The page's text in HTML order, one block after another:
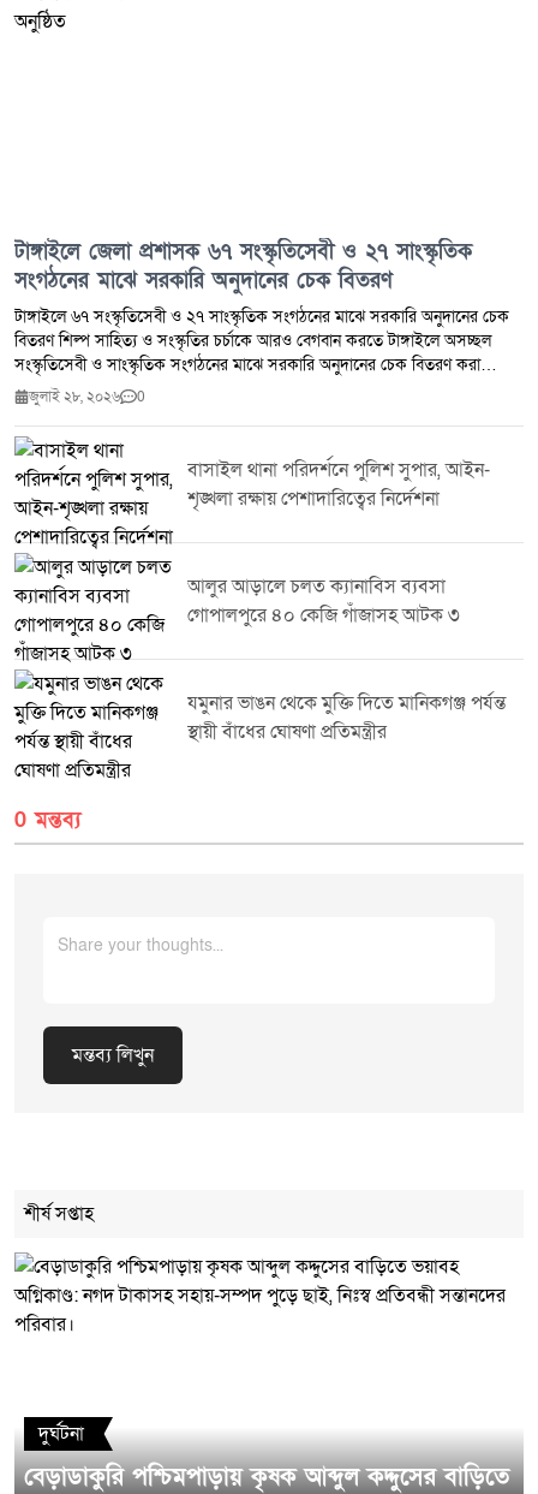
দোষীদের দৃষ্টান্তমূলক শাস্তি নিশ্চিত করার পাশাপাশি ক্ষতিগ্রস্ত গ্রাহকদের অর্থ ফেরত
দেওয়ার দাবি জানিয়েছেন।
টাঙ্গাইলে জেলা প্রশাসক ৬৭ সংস্কৃতিসেবী ও ২৭ সাংস্কৃতিক
সংগঠনের মাঝে সরকারি অনুদানের চেক বিতরণ
টাঙ্গাইলে ৬৭ সংস্কৃতিসেবী ও ২৭ সাংস্কৃতিক সংগঠনের মাঝে সরকারি অনুদানের চেক
বিতরণ শিল্প সাহিত্য ও সংস্কৃতির চর্চাকে আরও বেগবান করতে টাঙ্গাইলে অসচ্ছল
সংস্কৃতিসেবী ও সাংস্কৃতিক সংগঠনের মাঝে সরকারি অনুদানের চেক বিতরণ করা
হয়েছে।মঙ্গলবার (২৮ জুলাই ২০২৬) জেলা প্রশাসকের কার্যালয়ে আয়োজিত এক
অনুষ্ঠানে টাঙ্গাইলের জেলা প্রশাসক জেলার মোট ৬৭ জন অসচ্ছল সংস্কৃতিসেবী এবং
২৭টি সাংস্কৃতিক সংগঠনের মাঝে সর্বমোট ২৪ লাখ ৮৭ হাজার ৫০০ টাকা সরকারি
অনুদানের চেক বিতরণ করেন।অনুষ্ঠানে বক্তারা বলেন শিল্প সাহিত্য ও সংস্কৃতির
বিকাশে সরকারের এ ধরনের সহায়তা সংস্কৃতিচর্চাকে আরও গতিশীল করবে এবং
অসচ্ছল সংস্কৃতিসেবীদের সৃজনশীল কর্মকাণ্ডে গুরুত্বপূর্ণ ভূমিকা রাখবে।এ সময় জেলা
প্রশাসনের ঊর্ধ্বতন কর্মকর্তা বিভিন্ন সাংস্কৃতিক সংগঠনের প্রতিনিধি সংস্কৃতিসেবী এবং
আমন্ত্রিত অতিথিরা উপস্থিত ছিলেন।
জুলাই ২৮, ২০২৬ 0
বাসাইল থানা পরিদর্শনে পুলিশ সুপার, আইন-
শৃঙ্খলা রক্ষায় পেশাদারিত্বের নির্দেশনা
আলুর আড়ালে চলত ক্যানাবিস ব্যবসা
গোপালপুরে ৪০ কেজি গাঁজাসহ আটক ৩
যমুনার ভাঙন থেকে মুক্তি দিতে মানিকগঞ্জ পর্যন্ত
স্থায়ী বাঁধের ঘোষণা প্রতিমন্ত্রীর
0 মন্তব্য
মন্তব্য লিখুন
শীর্ষ সপ্তাহ
দুর্ঘটনা
বেড়াডাকুরি পশ্চিমপাড়ায় কৃষক আব্দুল কদ্দুসের বাড়িতে